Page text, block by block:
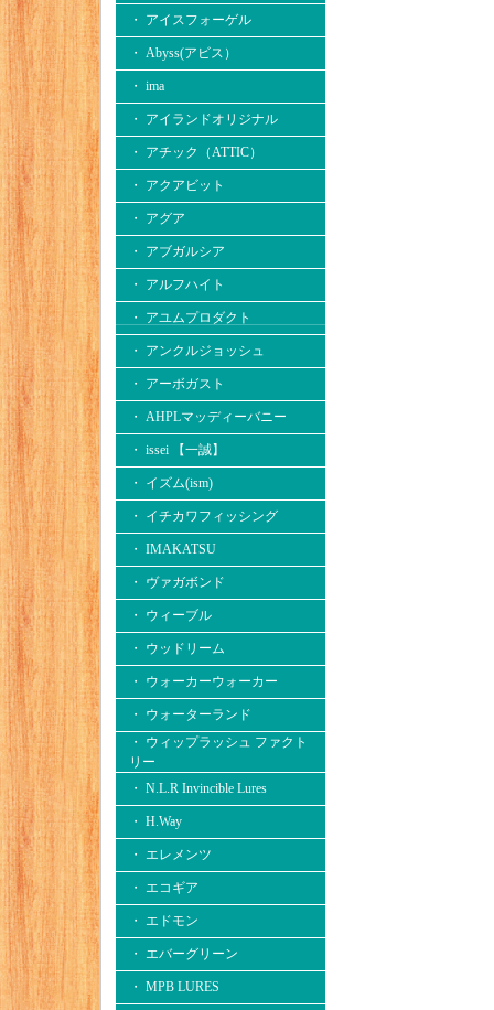
・ アイスフォーゲル
・ Abyss(アビス）
・ ima
・ アイランドオリジナル
・ アチック（ATTIC）
・ アクアビット
・ アグア
・ アブガルシア
・ アルフハイト
・ アユムプロダクト
・ アンクルジョッシュ
・ アーボガスト
・ AHPLマッディーバニー
・ issei 【一誠】
・ イズム(ism)
・ イチカワフィッシング
・ IMAKATSU
・ ヴァガボンド
・ ウィーブル
・ ウッドリーム
・ ウォーカーウォーカー
・ ウォーターランド
・ ウィップラッシュ ファクト
リー
・ N.L.R Invincible Lures
・ H.Way
・ エレメンツ
・ エコギア
・ エドモン
・ エバーグリーン
・ MPB LURES